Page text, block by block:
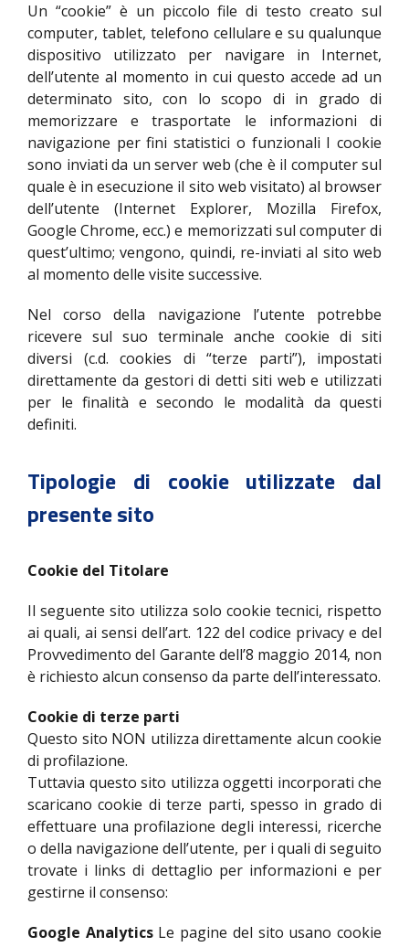
Un “cookie” è un piccolo file di testo creato sul
computer, tablet, telefono cellulare e su qualunque
dispositivo utilizzato per navigare in Internet,
dell’utente al momento in cui questo accede ad un
determinato sito, con lo scopo di in grado di
memorizzare e trasportate le informazioni di
navigazione per fini statistici o funzionali I cookie
sono inviati da un server web (che è il computer sul
quale è in esecuzione il sito web visitato) al browser
dell’utente (Internet Explorer, Mozilla Firefox,
Google Chrome, ecc.) e memorizzati sul computer di
quest’ultimo; vengono, quindi, re-inviati al sito web
al momento delle visite successive.
Nel corso della navigazione l’utente potrebbe
ricevere sul suo terminale anche cookie di siti
diversi (c.d. cookies di “terze parti”), impostati
direttamente da gestori di detti siti web e utilizzati
per le finalità e secondo le modalità da questi
definiti.
Tipologie di cookie utilizzate dal
presente sito
Cookie del Titolare
Il seguente sito utilizza solo cookie tecnici, rispetto
ai quali, ai sensi dell’art. 122 del codice privacy e del
Provvedimento del Garante dell’8 maggio 2014, non
è richiesto alcun consenso da parte dell’interessato.
Cookie di terze parti
Questo sito NON utilizza direttamente alcun cookie
di profilazione.
Tuttavia questo sito utilizza oggetti incorporati che
scaricano cookie di terze parti, spesso in grado di
effettuare una profilazione degli interessi, ricerche
o della navigazione dell’utente, per i quali di seguito
trovate i links di dettaglio per informazioni e per
gestirne il consenso:
Google Analytics Le pagine del sito usano cookie